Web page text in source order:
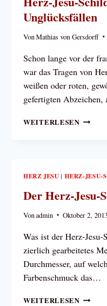
Unglücksfällen
VonMathias von Gersdorff
Schon lange vor der
war das Tragen von
weißen oder roten,
gefertigten
WEITERLESENHERZ-
HERZ JESU | HERZ-JESU-
Der Herz-Jesu-
Vonadmin Oktober 2,
Was ist der Herz-
zierlich gearbeitetes
Durchmesser, auf
Farbenschmuck das…
WEITERLESENDER